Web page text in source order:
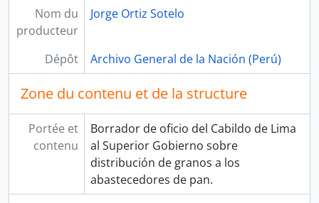
Nom du
producteur
Jorge Ortiz Sotelo
Dépôt Archivo General de la Nación (Perú)
Zone du contenu et de la structure
Portée et
contenu
Borrador de oficio del Cabildo de Lima
al Superior Gobierno sobre
distribución de granos a los
abastecedores de pan.